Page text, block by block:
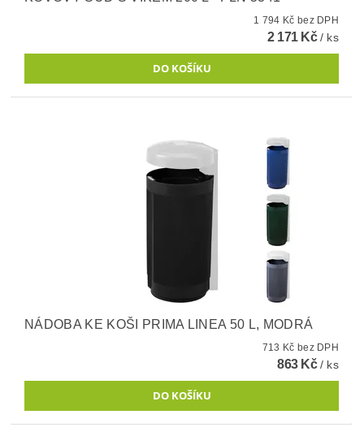
1 794 Kč bez DPH
2 171 Kč/ ks
NÁDOBA KE KOŠI PRIMA LINEA 50 L, MODRÁ
713 Kč bez DPH
863 Kč/ ks